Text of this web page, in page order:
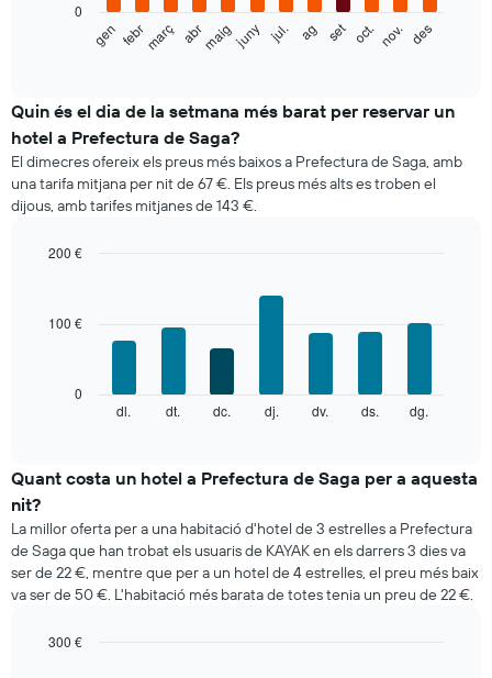
següent
el
preu
mitjà
d'una
habitació
per
El
eix
mostra
gràfic
té
1
eix
Y
que
mostra
preu
gen febrmarç abrmaigjuny jul. ag set oct. nov. des
0
Quin és el dia de la setmana més barat per reservar un
hotel a Prefectura de Saga?
El dimecres ofereix els preus més baixos a Prefectura de Saga, amb
una tarifa mitjana per nit de 67 €. Els preus més alts es troben el
dijous, amb tarifes mitjanes de 143 €.
el
preu
mitjà
d'una
habitació
cada
dia
la
dl. dt. dc. dj. dv. ds. dg.
0
100 €
200 €
Quant costa un hotel a Prefectura de Saga per a aquesta
nit?
La millor oferta per a una habitació d'hotel de 3 estrelles a Prefectura
de Saga que han trobat els usuaris de KAYAK en els darrers 3 dies va
ser de 22 €, mentre que per a un hotel de 4 estrelles, el preu més baix
va ser de 50 €. L'habitació més barata de totes tenia un preu de 22 €.
300 €